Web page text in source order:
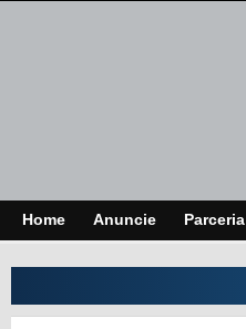
Home Anuncie Parceria